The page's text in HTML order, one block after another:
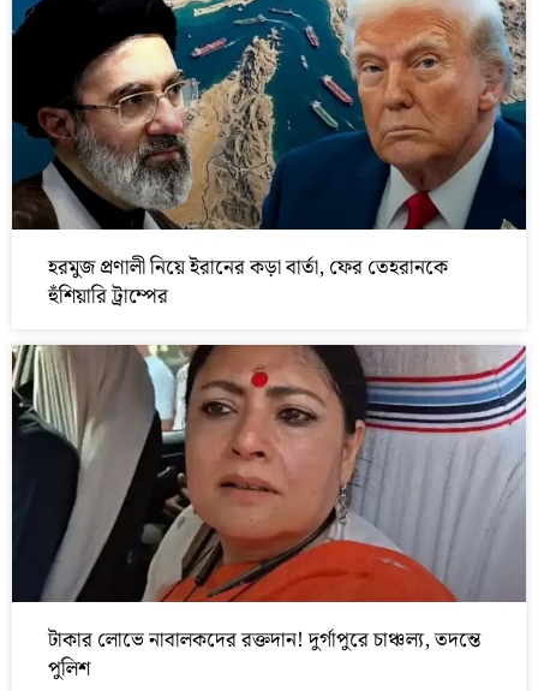
হরমুজ প্রণালী নিয়ে ইরানের কড়া বার্তা, ফের তেহরানকে
হুঁশিয়ারি ট্রাম্পের
টাকার লোভে নাবালকদের রক্তদান! দুর্গাপুরে চাঞ্চল্য, তদন্তে
পুলিশ